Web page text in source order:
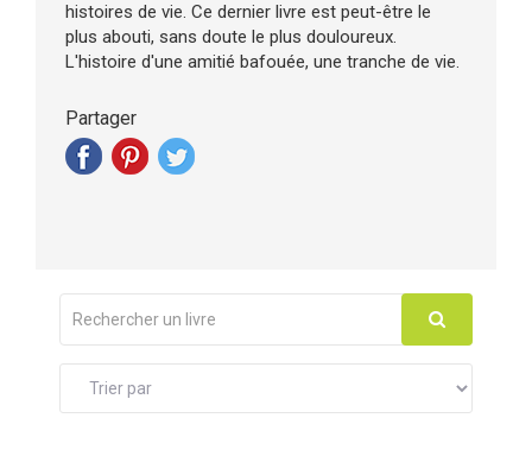
histoires de vie. Ce dernier livre est peut-être le
plus abouti, sans doute le plus douloureux.
L'histoire d'une amitié bafouée, une tranche de vie.
Partager